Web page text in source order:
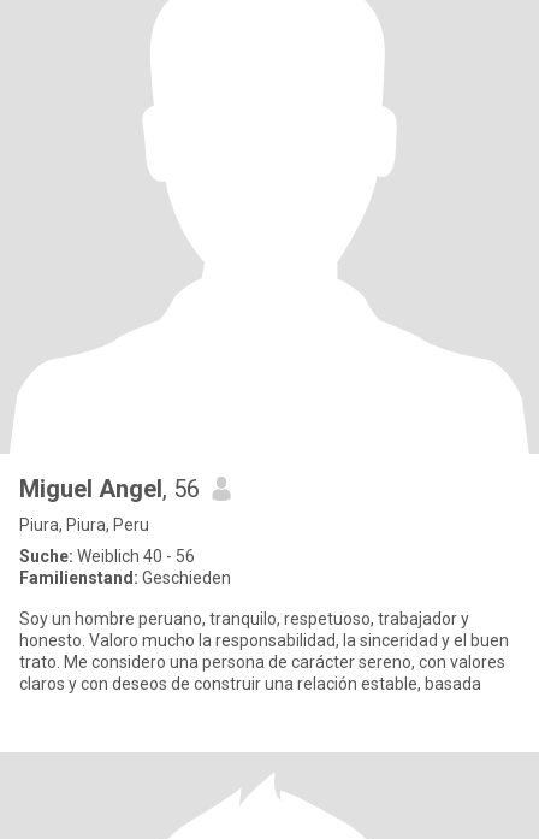
Miguel Angel, 56
Piura, Piura, Peru
Suche: Weiblich 40 - 56
Familienstand: Geschieden
Soy un hombre peruano, tranquilo, respetuoso, trabajador y
honesto. Valoro mucho la responsabilidad, la sinceridad y el buen
trato. Me considero una persona de carácter sereno, con valores
claros y con deseos de construir una relación estable, basada